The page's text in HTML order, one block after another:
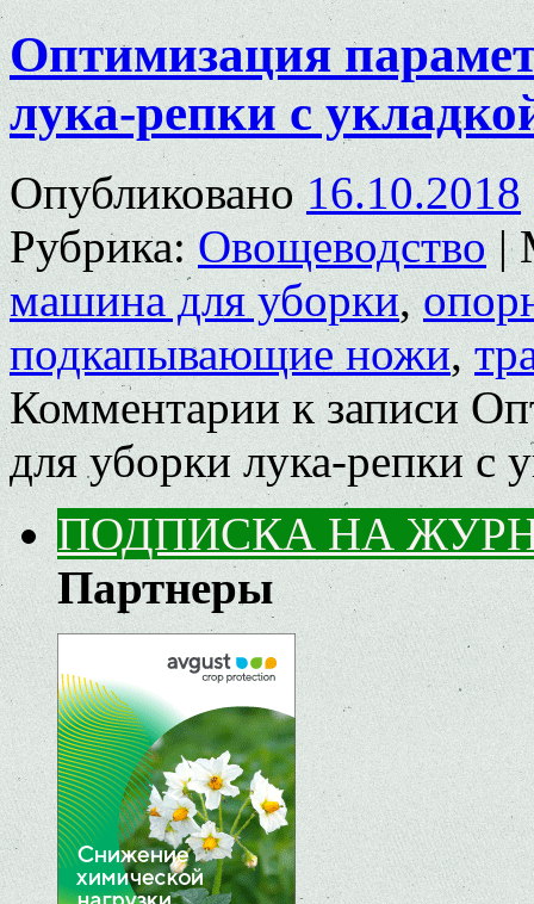
Оптимизация
лука-репки с
Опубликовано 16.10.2018
Рубрика: Овощеводство |
машина для уборки,
подкапывающие ножи,
Комментариик записи
для уборки лука-репки с
ПОДПИСКА НА
Партнеры